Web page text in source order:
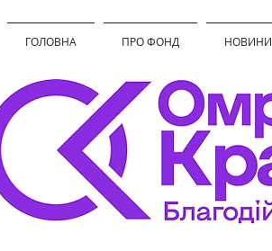
ГОЛОВНА ПРО ФОНД НОВИНИ